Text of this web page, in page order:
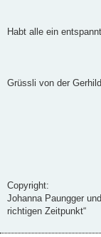
Habt alle ein
Grüssli von der Gerhild
Copyright:
Johanna Paungger
richtigen Zeitpunkt“